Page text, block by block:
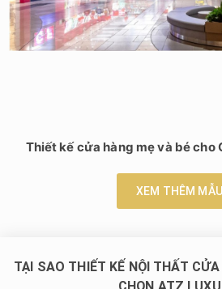
Thiết kế cửa hàng mẹ và bé cho
XEM THÊM MẪU
TẠI SAO THIẾT KẾ NỘI THẤT CỬA